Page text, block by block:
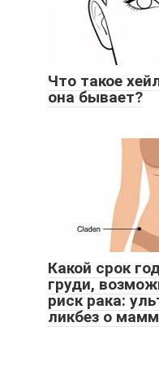
Что такое
она бывает?
Какой срок
груди,
риск рака:
ликбез о